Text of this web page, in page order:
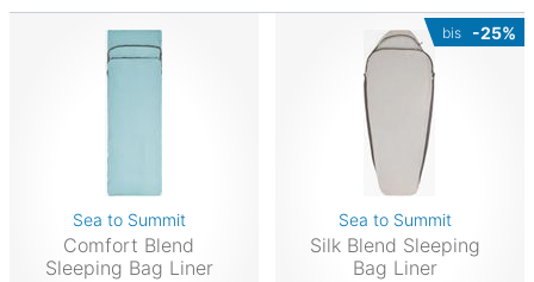
Sea to Summit
Comfort Blend
Sleeping Bag Liner
bis -25%
Sea to Summit
Silk Blend Sleeping
Bag Liner